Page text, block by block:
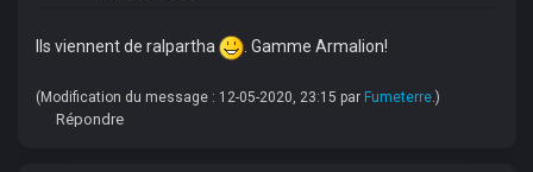
Ils viennent de ralpartha . Gamme Armalion!
(Modification du message : 12-05-2020, 23:15 par Fumeterre.)
Répondre